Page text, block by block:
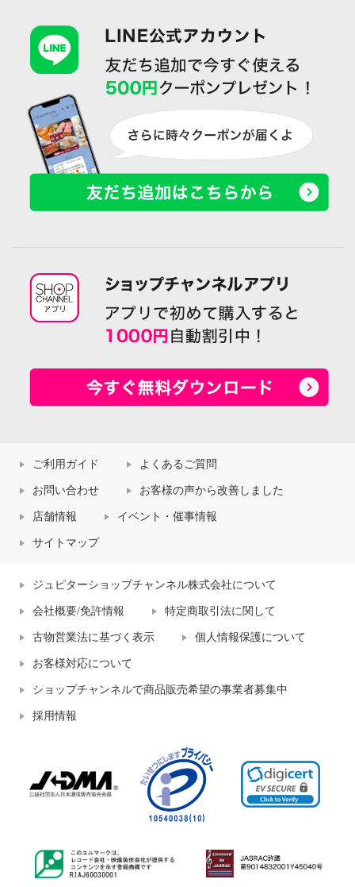
ご利用ガイド よくあるご質問
お問い合わせ お客様の声から改善しました
店舗情報 イベント・催事情報
サイトマップ
ジュピターショップチャンネル株式会社について
会社概要/免許情報 特定商取引法に関して
古物営業法に基づく表示 個人情報保護について
お客様対応について
ショップチャンネルで商品販売希望の事業者募集中
採用情報